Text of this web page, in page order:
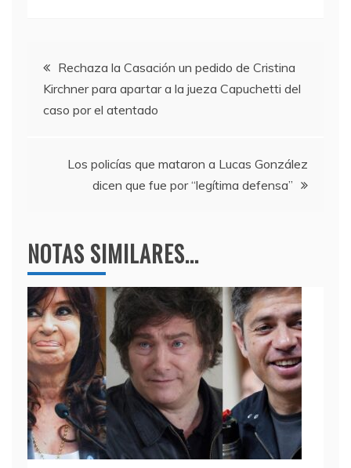
b
o
o
a
m
A
p
Navegación
de
Rechaza la Casación un pedido de Cristina
Kirchner para apartar a la jueza Capuchetti del
caso por el atentado
Los policías que mataron a Lucas González
dicen que fue por “legítima defensa”
NOTAS SIMILARES...